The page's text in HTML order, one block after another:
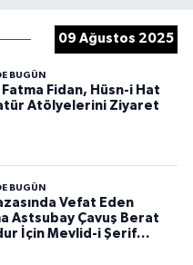
09 Ağustos 2025
BUGÜN
Fatma Fidan, Hüsn-i Hat
Atölyelerini Ziyaret
BUGÜN
Vefat Eden
Astsubay Çavuş Berat
İçin Mevlid-i Şerif